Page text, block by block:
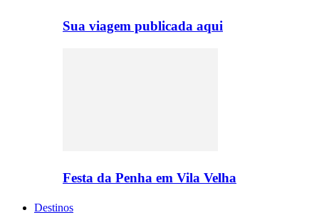
Sua viagem publicada aqui
Festa da Penha em Vila Velha
Destinos